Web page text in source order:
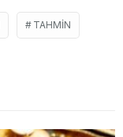
TAHMIN